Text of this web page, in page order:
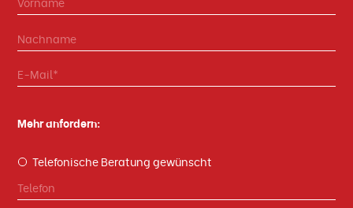
Mehr anfordern:
Telefonische Beratung gewünscht